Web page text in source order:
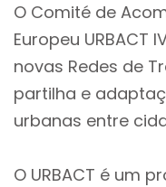
O Comité de
Europeu URBACT
novas Redes de
partilha e
urbanas entre
O URBACT é um